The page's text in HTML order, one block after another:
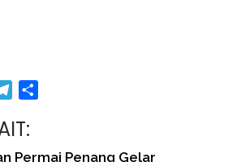
Telegram
Permai Penang Gelar